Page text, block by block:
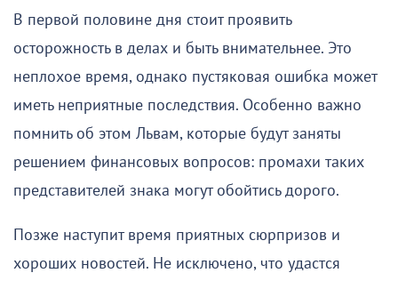
В первой половине дня стоит проявить
осторожность в делах и быть внимательнее. Это
неплохое время, однако пустяковая ошибка может
иметь неприятные последствия. Особенно важно
помнить об этом Львам, которые будут заняты
решением финансовых вопросов: промахи таких
представителей знака могут обойтись дорого.
Позже наступит время приятных сюрпризов и
хороших новостей. Не исключено, что удастся